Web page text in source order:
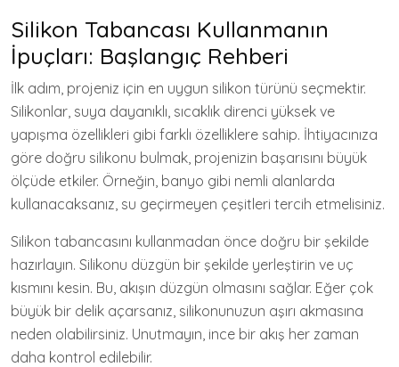
Silikon Tabancası Kullanmanın
İpuçları: Başlangıç Rehberi
İlk adım, projeniz için en uygun silikon türünü seçmektir.
Silikonlar, suya dayanıklı, sıcaklık direnci yüksek ve
yapışma özellikleri gibi farklı özelliklere sahip. İhtiyacınıza
göre doğru silikonu bulmak, projenizin başarısını büyük
ölçüde etkiler. Örneğin, banyo gibi nemli alanlarda
kullanacaksanız, su geçirmeyen çeşitleri tercih etmelisiniz.
Silikon tabancasını kullanmadan önce doğru bir şekilde
hazırlayın. Silikonu düzgün bir şekilde yerleştirin ve uç
kısmını kesin. Bu, akışın düzgün olmasını sağlar. Eğer çok
büyük bir delik açarsanız, silikonunuzun aşırı akmasına
neden olabilirsiniz. Unutmayın, ince bir akış her zaman
daha kontrol edilebilir.